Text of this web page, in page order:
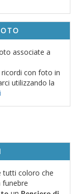
associate a
con foto in
utilizzando la
tutti coloro che
funebre